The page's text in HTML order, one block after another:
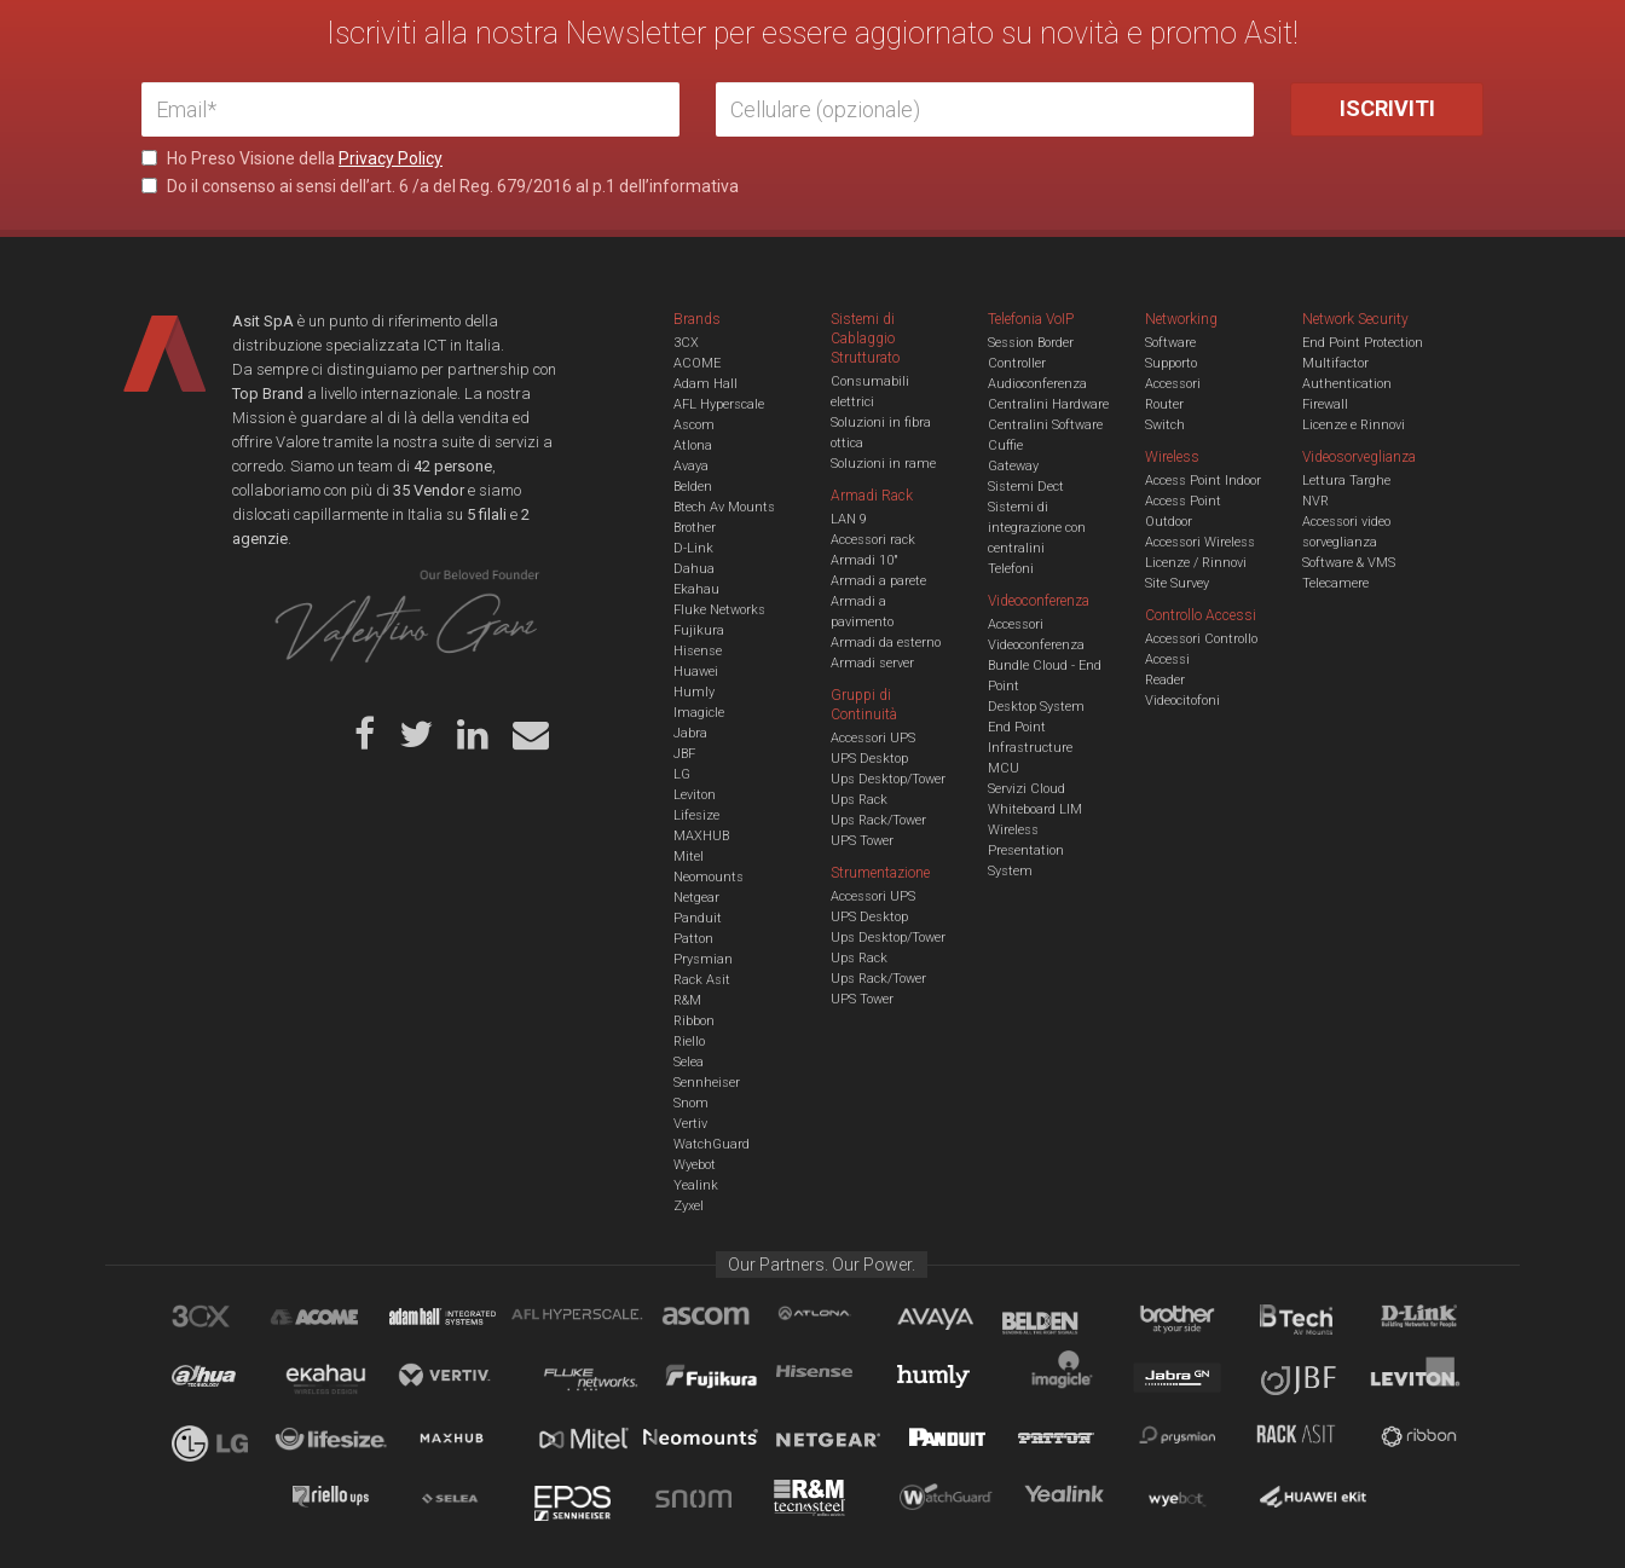
Iscriviti alla nostra Newsletter per essere aggiornato su novità e promo Asit!
Ho Preso Visione della Privacy Policy
Do il consenso ai sensi dell’art. 6 /a del Reg. 679/2016 al p.1 dell’informativa
Asit SpA è un punto di riferimento della
distribuzione specializzata ICT in Italia.
Da sempre ci distinguiamo per partnership con
Top Brand a livello internazionale. La nostra
Mission è guardare al di là della vendita ed
offrire Valore tramite la nostra suite di servizi a
corredo. Siamo un team di 42 persone
collaboriamo con più di 35 Vendore siamo
dislocati capillarmente in Italia su 5 filali e 2
agenzie
Brands
3CX
ACOME
Adam Hall
AFL Hyperscale
Ascom
Atlona
Avaya
Belden
Btech Av Mounts
Brother
D-Link
Dahua
Ekahau
Fluke Networks
Fujikura
Hisense
Huawei
Humly
Imagicle
Jabra
JBF
LG
Leviton
Lifesize
MAXHUB
Mitel
Neomounts
Netgear
Panduit
Patton
Prysmian
Rack Asit
R&M
Ribbon
Riello
Selea
Sennheiser
Snom
Vertiv
WatchGuard
Wyebot
Yealink
Zyxel
Sistemi di
Cablaggio
Strutturato
Consumabili
elettrici
Soluzioni in fibra
ottica
Soluzioni in rame
Armadi Rack
LAN 9
Accessori rack
Armadi 10"
Armadi a parete
Armadi a
pavimento
Armadi da esterno
Armadi server
Gruppi di
Continuità
Accessori UPS
UPS Desktop
Ups Desktop/Tower
Ups Rack
Ups Rack/Tower
UPS Tower
Strumentazione
Accessori UPS
UPS Desktop
Ups Desktop/Tower
Ups Rack
Ups Rack/Tower
UPS Tower
Telefonia VoIP
Session Border
Controller
Audioconferenza
Centralini Hardware
Centralini Software
Cuffie
Gateway
Sistemi Dect
Sistemi di
integrazione con
centralini
Telefoni
Videoconferenza
Accessori
Videoconferenza
Bundle Cloud - End
Point
Desktop System
End Point
Infrastructure
MCU
Servizi Cloud
Whiteboard LIM
Wireless
Presentation
System
Networking
Software
Supporto
Accessori
Router
Switch
Wireless
Access Point Indoor
Access Point
Outdoor
Accessori Wireless
Licenze / Rinnovi
Site Survey
Network Security
End Point Protection
Multifactor
Authentication
Firewall
Licenze e Rinnovi
Videosorveglianza
Lettura Targhe
NVR
Accessori video
sorveglianza
Software & VMS
Telecamere
Controllo Accessi
Accessori Controllo
Accessi
Reader
Videocitofoni